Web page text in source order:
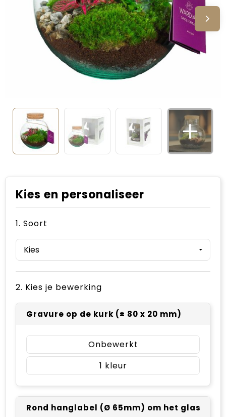
Voor de bouw
Zomergeschenken
Zomerpakketten
Kies en personaliseer
1. Soort
2. Kies je bewerking
Gravure op de kurk (± 80 x 20 mm)
Onbewerkt
1
Rond hanglabel (Ø 65mm) om het